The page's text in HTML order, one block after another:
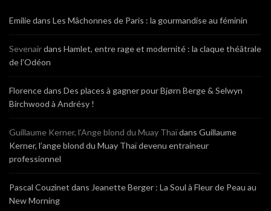
Emiliedans Les Mâchonnes de Paris : la gourmandise au féminin
Sevenairdans Hamlet, entre rage et modernité : la claque théâtrale
de l’Odéon
Florencedans Des places à gagner pour Bjørn Berge & Selwyn
Birchwood à Andrésy !
Guillaume Kerner, l’Ange blond du Muay Thaïdans Guillaume
Kerner, l’ange blond du Muay Thaï devenu entraineur
professionnel
Pascal Couzinet dans Jeanette Berger : La Soul à Fleur de Peau au
New Morning